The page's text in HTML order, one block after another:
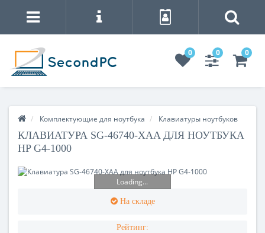
0 0 0
Комплектующие для ноутбука Клавиатуры ноутбуков
КЛАВИАТУРА SG-46740-XAA ДЛЯ НОУТБУКА
HP G4-1000
Loading...
На складе
Рейтинг: